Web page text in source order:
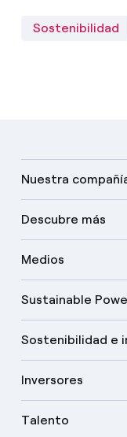
Sostenibilidad
Nuestra
Descubre más
Medios
Sustainable
Sostenibilidad e
Inversores
Talento